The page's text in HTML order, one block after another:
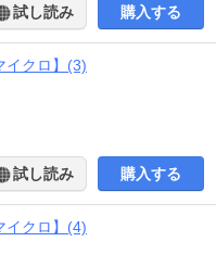
試し読み 購入する
イクロ】(3)
試し読み 購入する
イクロ】(4)